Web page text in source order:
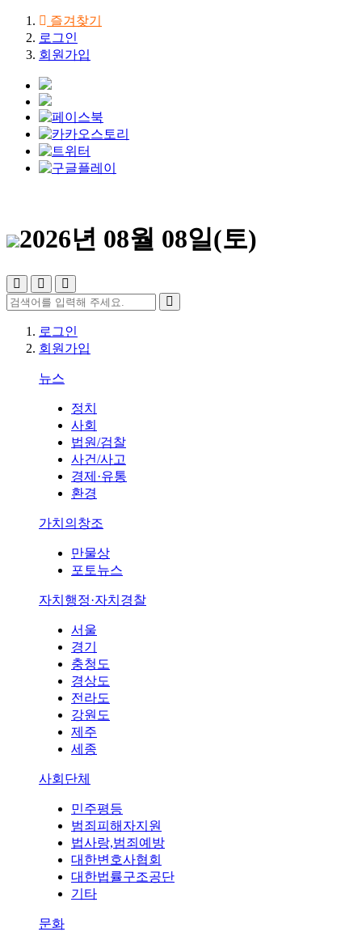
즐겨찾기
로그인
회원가입
2026년 08월 08일(토)
로그인
회원가입
뉴스
정치
사회
법원/검찰
사건/사고
경제·유통
환경
가치의창조
만물상
포토뉴스
자치행정·자치경찰
서울
경기
충청도
경상도
전라도
강원도
제주
세종
사회단체
민주평등
범죄피해자지원
법사랑,범죄예방
대한변호사협회
대한법률구조공단
기타
문화